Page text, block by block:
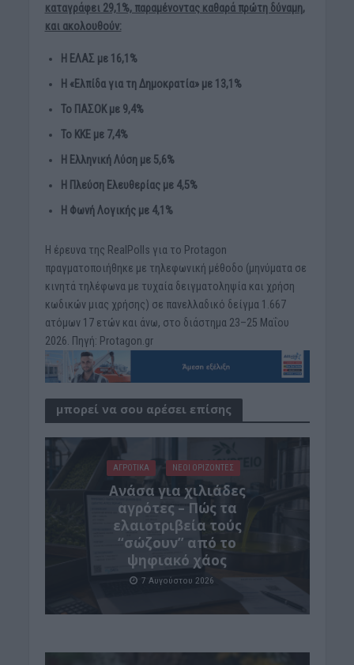
καταγράφει 29,1%, παραμένοντας καθαρά πρώτη δύναμη,
και ακολουθούν:
Η ΕΛΑΣ με 16,1%
Η «Ελπίδα για τη Δημοκρατία» με 13,1%
Το ΠΑΣΟΚ με 9,4%
Το ΚΚΕ με 7,4%
Η Ελληνική Λύση με 5,6%
Η Πλεύση Ελευθερίας με 4,5%
Η Φωνή Λογικής με 4,1%
Η έρευνα της RealPolls για το Protagon
πραγματοποιήθηκε με τηλεφωνική μέθοδο (μηνύματα σε
κινητά τηλέφωνα με τυχαία δειγματοληψία και χρήση
κωδικών μιας χρήσης) σε πανελλαδικό δείγμα 1.667
ατόμων 17 ετών και άνω, στο διάστημα 23–25 Μαΐου
2026. Πηγή: Protagon.gr
μπορεί να σου αρέσει επίσης
ΑΓΡΟΤΙΚΑ ΝΕΟΙ ΟΡΙΖΟΝΤΕΣ
Ανάσα για χιλιάδες
αγρότες – Πώς τα
ελαιοτριβεία τούς
“σώζουν” από το
ψηφιακό χάος
7 Αυγούστου 2026